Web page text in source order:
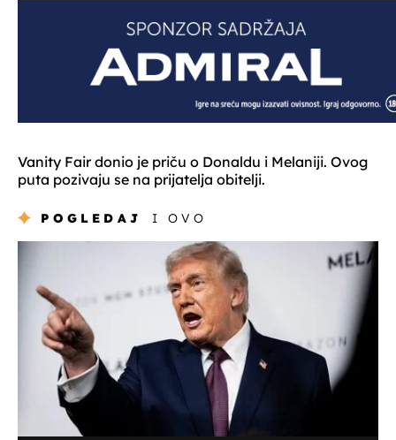
Vanity Fair donio je priču o Donaldu i Melaniji. Ovog
puta pozivaju se na prijatelja obitelji.
POGLEDAJ I OVO